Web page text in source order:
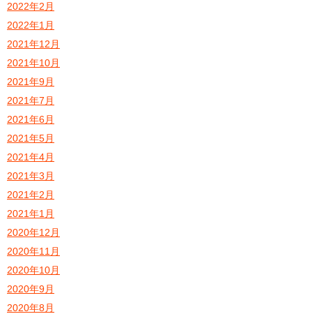
2022年2月
2022年1月
2021年12月
2021年10月
2021年9月
2021年7月
2021年6月
2021年5月
2021年4月
2021年3月
2021年2月
2021年1月
2020年12月
2020年11月
2020年10月
2020年9月
2020年8月